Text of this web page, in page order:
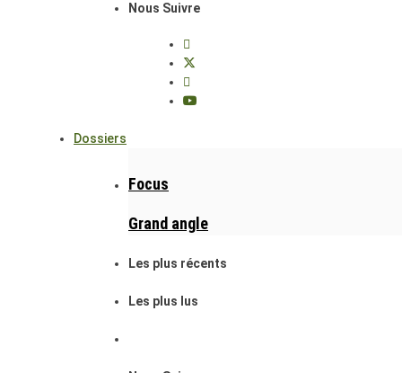
Nous Suivre
Dossiers
Focus
Grand angle
Les plus récents
Les plus lus